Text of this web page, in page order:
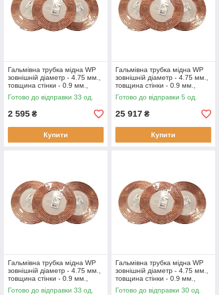
Гальмівна трубка мідна WP
зовнішній діаметр - 4.75 мм.,
товщина стінки - 0.9 мм.,
(ціна за бухту - 10 метрів)
Готово до відправки 33 од.
2 595 ₴
Купити
Гальмівна трубка мідна WP
зовнішній діаметр - 4.75 мм.,
товщина стінки - 0.9 мм.,
(ціна за бухту - 100 метрів)
Готово до відправки 5 од.
25 917 ₴
Купити
Гальмівна трубка мідна WP
зовнішній діаметр - 4.75 мм.,
товщина стінки - 0.9 мм.,
(ціна за бухту - 25 метрів)
Готово до відправки 33 од.
Гальмівна трубка мідна WP
зовнішній діаметр - 4.75 мм.,
товщина стінки - 0.9 мм.,
(ціна за бухту - 50 метрів)
Готово до відправки 30 од.